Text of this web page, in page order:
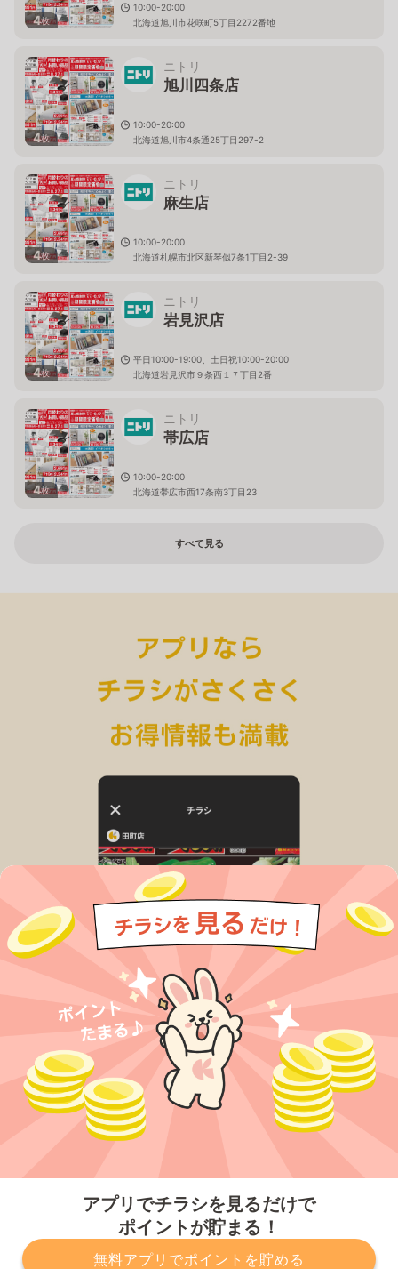
アプリでチラシを見るだけで
ポイントが貯まる！
無料アプリでポイントを貯める
4枚
10:00-20:00
北海道旭川市花咲町5丁目2272番地
4枚
ニトリ
旭川四条店
10:00-20:00
北海道旭川市4条通25丁目297-2
4枚
ニトリ
麻生店
10:00-20:00
北海道札幌市北区新琴似7条1丁目2-39
4枚
ニトリ
岩見沢店
平日10:00-19:00、土日祝10:00-20:00
北海道岩見沢市９条西１７丁目2番
4枚
ニトリ
帯広店
10:00-20:00
北海道帯広市西17条南3丁目23
すべて見る